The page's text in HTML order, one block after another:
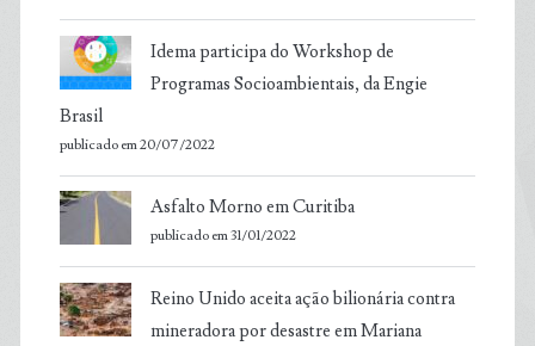
Idema participa do Workshop de
Programas Socioambientais, da Engie
Brasil
publicado em 20/07/2022
Asfalto Morno em Curitiba
publicado em 31/01/2022
Reino Unido aceita ação bilionária contra
mineradora por desastre em Mariana